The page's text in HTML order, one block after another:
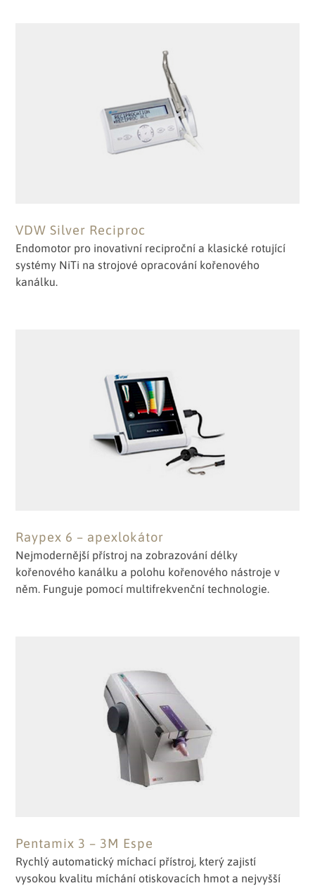
VDW Silver Reciproc
Endomotor pro inovativní reciproční a klasické rotující
systémy NiTi na strojové opracování kořenového
kanálku.
Raypex 6 – apexlokátor
Nejmodernější přístroj na zobrazování délky
kořenového kanálku a polohu kořenového nástroje v
něm. Funguje pomocí multifrekvenční technologie.
Pentamix 3 – 3M Espe
Rychlý automatický míchací přístroj, který zajistí
vysokou kvalitu míchání otiskovacích hmot a nejvyšší